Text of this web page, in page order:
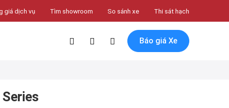
giá dịch vụ Tìm showroom So sánh xe Thi sát hạch
Báo giá Xe